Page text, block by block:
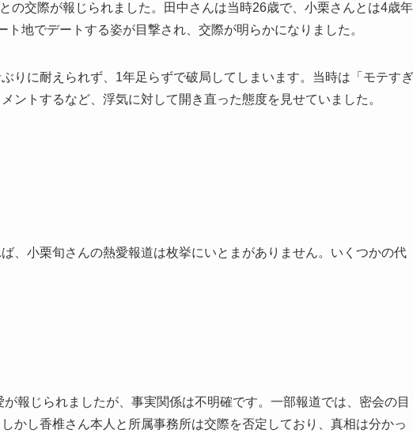
の交際が報じられました。田中さんは当時26歳で、小栗さんとは4歳年
地でデートする姿が目撃され、交際が明らかになりました。
りに耐えられず、1年足らずで破局してしまいます。当時は「モテすぎ
ントするなど、浮気に対して開き直った態度を見せていました。
、小栗旬さんの熱愛報道は枚挙にいとまがありません。いくつかの代
報じられましたが、事実関係は不明確です。一部報道では、密会の目
かし香椎さん本人と所属事務所は交際を否定しており、真相は分かっ